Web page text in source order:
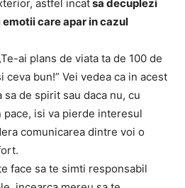
astfel incatsa decuplezi
care apar in cazul
ai plans de viata ta de 100 de
ceva bun!” Vei vedea ca in acest
de spirit sau daca nu, cu
pace, isi va pierde interesul
comunicarea dintre voi o
face sa te simti responsabil